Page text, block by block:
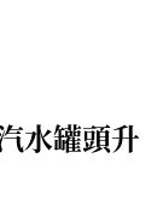
水罐頭升